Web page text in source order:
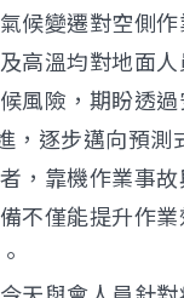
候變遷對空側
高溫均對地面
風險，期盼透
，逐步邁向預測
，靠機作業事
不僅能提升作